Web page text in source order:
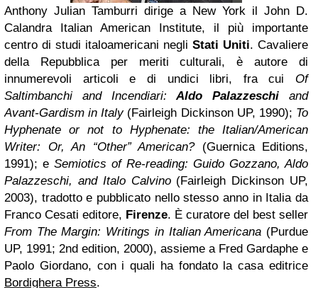
Anthony Julian Tamburri dirige a New York il John D.
Calandra Italian American Institute, il più importante
centro di studi italoamericani negli Stati Uniti. Cavaliere
della Repubblica per meriti culturali, è autore di
innumerevoli articoli e di undici libri, fra cui Of
Saltimbanchi and Incendiari:Aldo Palazzeschi and
Avant-Gardism in Italy(Fairleigh Dickinson UP, 1990); To
Hyphenate or not to Hyphenate: the Italian/American
Writer: Or, An “Other” American?(Guernica Editions,
1991); e Semiotics of Re-reading: Guido Gozzano, Aldo
Palazzeschi, and Italo Calvino(Fairleigh Dickinson UP,
2003), tradotto e pubblicato nello stesso anno in Italia da
Franco Cesati editore, Firenze. È curatore del best seller
From The Margin: Writings in Italian Americana (Purdue
UP, 1991; 2nd edition, 2000), assieme a Fred Gardaphe e
Paolo Giordano, con i quali ha fondato la casa editrice
Bordighera Press.